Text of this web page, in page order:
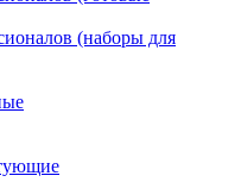
(наборы для